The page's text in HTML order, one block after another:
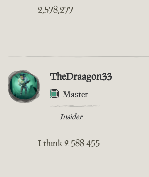
2,578,277
TheDraagon33
Master
Insider
I think 2 588 455